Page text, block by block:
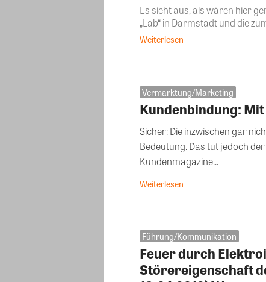
Es sieht aus, als wären hier
„Lab“ in Darmstadt und die
Weiterlesen
Vermarktung/Marketing
Kundenbindung:
Sicher: Die inzwischen gar
Bedeutung. Das tut jedoch
Kundenmagazine...
Weiterlesen
Führung/Kommunikation
Feuer durch
Störereigenschaft